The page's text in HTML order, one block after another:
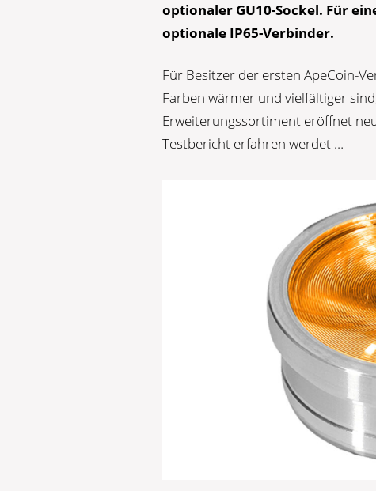
optionaler GU10-Sockel. Für
optionale IP65-Verbinder.
Für Besitzer der ersten ApeCoin-
Farben wärmer und vielfältiger
Erweiterungssortiment eröffnet
Testbericht erfahren werdet …